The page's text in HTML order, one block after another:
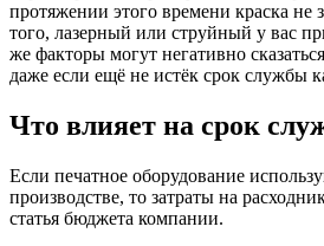
протяжении этого времени краска не
того, лазерный или струйный у вас
же факторы могут негативно
даже если ещё не истёк срок службы
Что влияет на срок
Если печатное оборудование
производстве, то затраты на
статья бюджета компании.